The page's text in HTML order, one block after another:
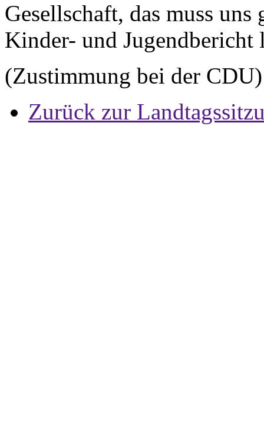
Gesellschaft, das muss
Kinder- und Jugendbericht
(Zustimmung bei der CDU)
Zurück zur